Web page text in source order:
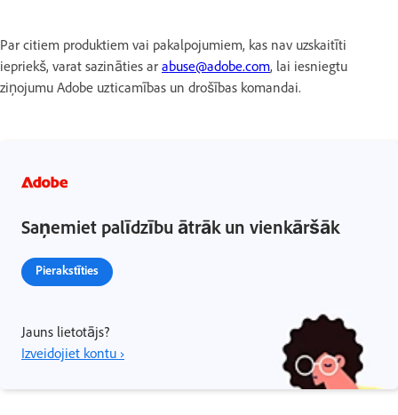
Par citiem produktiem vai pakalpojumiem, kas nav uzskaitīti
iepriekš, varat sazināties ar abuse@adobe.com, lai iesniegtu
ziņojumu Adobe uzticamības un drošības komandai.
Saņemiet palīdzību ātrāk un vienkāršāk
Pierakstīties
Jauns lietotājs?
Izveidojiet kontu ›